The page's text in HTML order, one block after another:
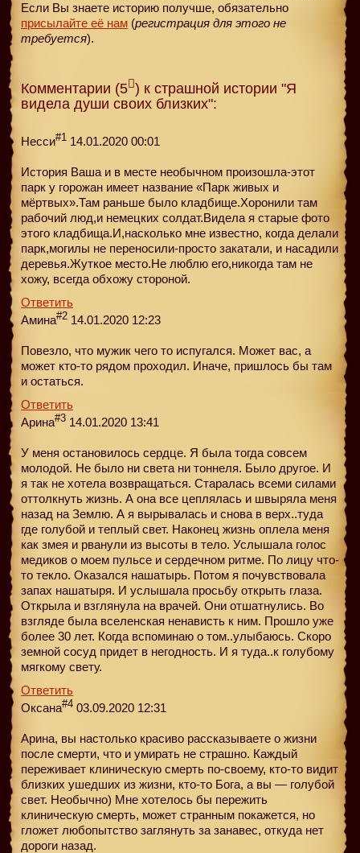
Если Вы знаете историю получше, обязательно
присылайте её нам (регистрация для этого не
требуется).
Комментарии (5 ) к страшной истории "Я
видела души своих близких":
Несси#1 14.01.2020 00:01
История Ваша и в месте необычном произошла-этот
парк у горожан имеет название «Парк живых и
мёртвых».Там раньше было кладбище.Хоронили там
рабочий люд,и немецких солдат.Видела я старые фото
этого кладбища.И,насколько мне известно, когда делали
парк,могилы не переносили-просто закатали, и насадили
деревья.Жуткое место.Не люблю его,никогда там не
хожу, всегда обхожу стороной.
Ответить
Амина#2 14.01.2020 12:23
Повезло, что мужик чего то испугался. Может вас, а
может кто-то рядом проходил. Иначе, пришлось бы там
и остаться.
Ответить
Арина#3 14.01.2020 13:41
У меня остановилось сердце. Я была тогда совсем
молодой. Не было ни света ни тоннеля. Было другое. И
я так не хотела возвращаться. Старалась всеми силами
оттолкнуть жизнь. А она все цеплялась и швыряла меня
назад на Землю. А я вырывалась и снова в верх..туда
где голубой и теплый свет. Наконец жизнь оплела меня
как змея и рванули из высоты в тело. Услышала голос
медиков о моем пульсе и сердечном ритме. По лицу что-
то текло. Оказался нашатырь. Потом я почувствовала
запах нашатыря. И услышала просьбу открыть глаза.
Открыла и взглянула на врачей. Они отшатнулись. Во
взгляде была вселенская ненависть к ним. Прошло уже
более 30 лет. Когда вспоминаю о том..улыбаюсь. Скоро
земной сосуд придет в негодность. И я туда..к голубому
мягкому свету.
Ответить
Оксана#4 03.09.2020 12:31
Арина, вы настолько красиво рассказываете о жизни
после смерти, что и умирать не страшно. Каждый
переживает клиническую смерть по-своему, кто-то видит
близких ушедших из жизни, кто-то Бога, а вы — голубой
свет. Необычно) Мне хотелось бы пережить
клиническую смерть, может странным покажется, но
гложет любопытство заглянуть за занавес, откуда нет
дороги назад.